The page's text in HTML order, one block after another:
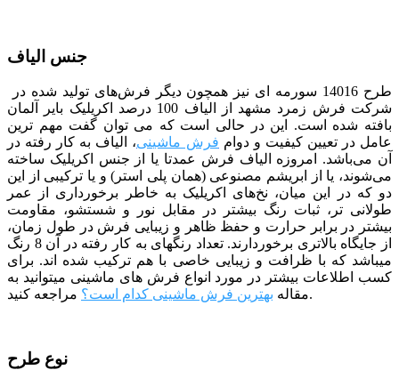
جنس الیاف
طرح 14016 سورمه ای
نیز همچون دیگر فرش‌های تولید شده در
شرکت فرش زمرد مشهد از الیاف 100 درصد اکریلیک بایر آلمان
بافته شده است. این در حالی است که می توان گفت مهم ترین
عامل در تعیین کیفیت و دوام فرش ماشینی، الیاف به کار رفته در
آن می‌باشد. امروزه الیاف فرش عمدتا یا از جنس اکریلیک ساخته
می‌شوند، یا از ابریشم مصنوعی (همان پلی استر) و یا ترکیبی از این
دو که در این میان، نخ‌های اکریلیک به خاطر برخورداری از عمر
طولانی تر، ثبات رنگ بیشتر در مقابل نور و شستشو، مقاومت
بیشتر در برابر حرارت و حفظ ظاهر و زیبایی فرش در طول زمان،
از جایگاه بالاتری برخوردارند. تعداد رنگ­­های به کار رفته در آن 8 رنگ
می­باشد که با ظرافت و زیبایی خاصی با هم ترکیب شده­ اند. برای
کسب اطلاعات بیشتر در مورد انواع فرش های ماشینی میتوانید به
مقاله بهترین فرش ماشینی کدام است؟ مراجعه کنید.
نوع طرح